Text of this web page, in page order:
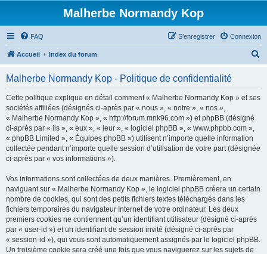
Malherbe Normandy Kop
FAQ Connexion
S’enregistrer
Accueil Index du forum
Malherbe Normandy Kop - Politique de confidentialité
Cette politique explique en détail comment « Malherbe Normandy Kop » et ses
sociétés affiliées (désignés ci-après par « nous », « notre », « nos »,
« Malherbe Normandy Kop », « http://forum.mnk96.com ») et phpBB (désigné
ci-après par « ils », « eux », « leur », « logiciel phpBB », « www.phpbb.com »,
« phpBB Limited », « Équipes phpBB ») utilisent n’importe quelle information
collectée pendant n’importe quelle session d’utilisation de votre part (désignée
ci-après par « vos informations »).
Vos informations sont collectées de deux manières. Premièrement, en
naviguant sur « Malherbe Normandy Kop », le logiciel phpBB créera un certain
nombre de cookies, qui sont des petits fichiers textes téléchargés dans les
fichiers temporaires du navigateur Internet de votre ordinateur. Les deux
premiers cookies ne contiennent qu’un identifiant utilisateur (désigné ci-après
par « user-id ») et un identifiant de session invité (désigné ci-après par
« session-id »), qui vous sont automatiquement assignés par le logiciel phpBB.
Un troisième cookie sera créé une fois que vous naviguerez sur les sujets de